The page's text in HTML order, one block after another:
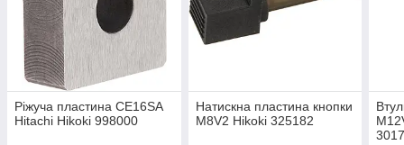
Ріжуча пластина CE16SA
Hitachi Hikoki 998000
Натискна пластина кнопки
M8V2 Hikoki 325182